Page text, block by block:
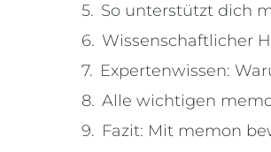
So unterstützt dich
Wissenschaftlicher
Expertenwissen:
Alle wichtigen
Fazit: Mit memon